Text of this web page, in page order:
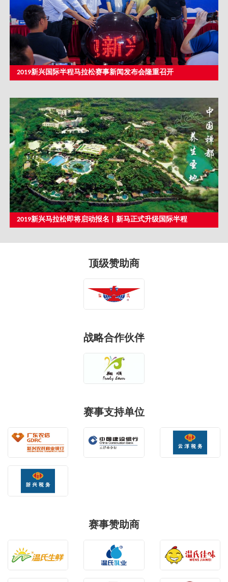
2019新兴国际半程马拉松赛事新闻发布会隆重召开
2019新兴马拉松即将启动报名 | 新马正式升级国际半程
顶级赞助商
战略合作伙伴
赛事支持单位
赛事赞助商